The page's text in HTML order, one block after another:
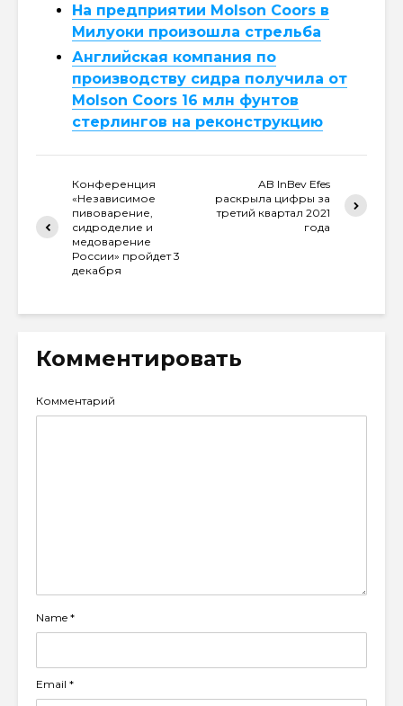
На предприятии Molson Coors в
Милуоки произошла стрельба
Английская компания по
производству сидра получила от
Molson Coors 16 млн фунтов
стерлингов на реконструкцию
Конференция
«Независимое
пивоварение,
сидроделие и
медоварение
России» пройдет 3
декабря
AB InBev Efes
раскрыла цифры за
третий квартал 2021
года
Комментировать
Комментарий
Name *
Email *